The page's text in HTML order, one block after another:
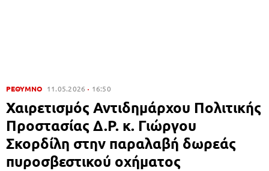
ΡΕΘΥΜΝΟ 11.05.2026 16:50
Χαιρετισμός Αντιδημάρχου Πολιτικής
Προστασίας Δ.Ρ. κ. Γιώργου
Σκορδίλη στην παραλαβή δωρεάς
πυροσβεστικού οχήματος